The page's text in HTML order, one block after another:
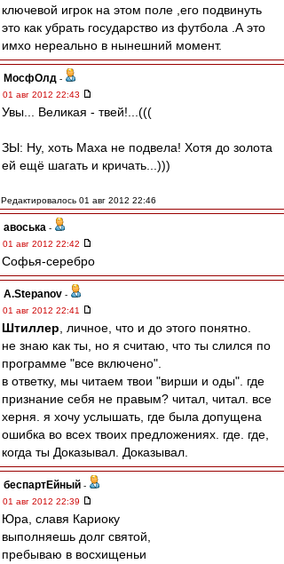
ключевой игрок на этом поле ,его подвинуть
это как убрать государство из футбола .А это
имхо нереально в нынешний момент.
МосфОлд -
01 авг 2012 22:43
Увы... Великая - твей!...(((
ЗЫ: Ну, хоть Маха не подвела! Хотя до золота
ей ещё шагать и кричать...)))
Редактировалось 01 авг 2012 22:46
авоська -
01 авг 2012 22:42
Софья-серебро
A.Stepanov -
01 авг 2012 22:41
Штиллер , личное, что и до этого понятно.
не знаю как ты, но я считаю, что ты слился по
программе "все включено".
в ответку, мы читаем твои "вирши и оды". где
признание себя не правым? читал, читал. все
херня. я хочу услышать, где была допущена
ошибка во всех твоих предложениях. где. где,
когда ты Доказывал. Доказывал.
беспартЕйный -
01 авг 2012 22:39
Юра, славя Кариоку
выполняешь долг святой,
пребываю в восхищеньи